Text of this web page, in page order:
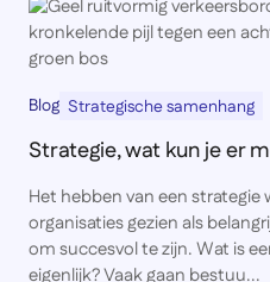
Blog Strategische samenhang
Strategie, wat kun je er
Het hebben van een strategie
organisaties gezien als
om succesvol te zijn. Wat is
eigenlijk? Vaak gaan bestuu...